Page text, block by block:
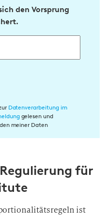
den Vorsprung
Datenverarbeitung im
gelesen und
meiner Daten
für
ist